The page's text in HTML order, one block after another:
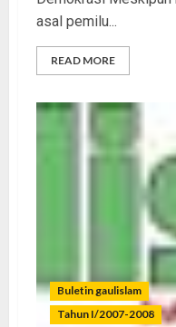
asal pemilu...
READ MORE
Buletin gaulislam
Tahun I/2007-2008